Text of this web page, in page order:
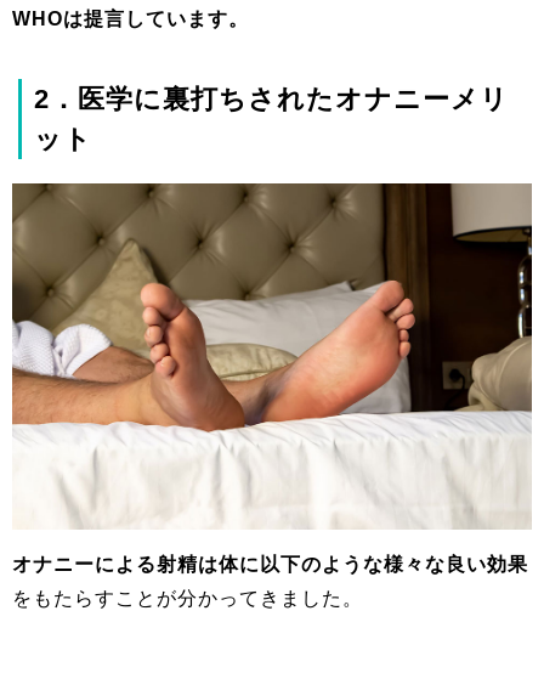
WHOは提言しています。
2．医学に裏打ちされたオナニーメリ
ット
オナニーによる射精は体に以下のような様々な良い効果
をもたらすことが分かってきました。